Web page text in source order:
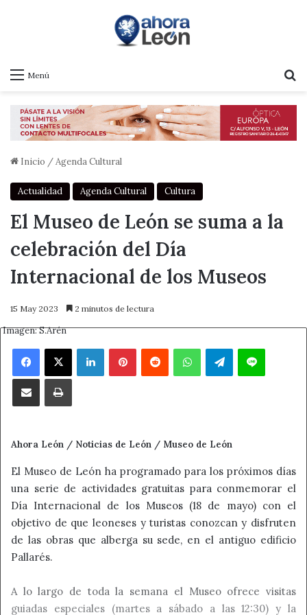
Menú
Inicio /Agenda Cultural
Actualidad Agenda Cultural Cultura
El Museo de León se suma a la
celebración del Día
Internacional de los Museos
15 May 2023 2 minutos de lectura
Imagen: S.Arén
Facebook
X LinkedInPinterestReddit WhatsAppTelegramLine
Compartir por correo electrónicoImprimir
Ahora León / Noticias de León / Museo de León
El Museo de León ha programado para los próximos días
una serie de actividades gratuitas para conmemorar el
Día Internacional de los Museos (18 de mayo) con el
objetivo de que leoneses y turistas conozcan y disfruten
de las obras que alberga su sede, en el antiguo edificio
Pallarés.
A lo largo de toda la semana el Museo ofrece visitas
guiadas especiales (martes a sábado a las 12:30) y la